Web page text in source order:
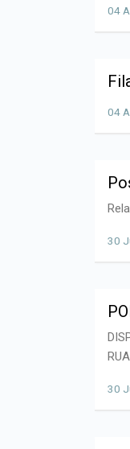
04
04
30
30